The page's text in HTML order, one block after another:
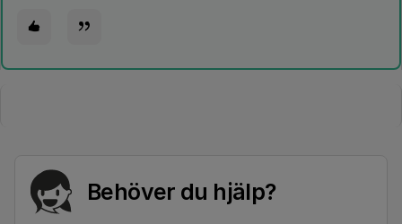
Behöver du hjälp?